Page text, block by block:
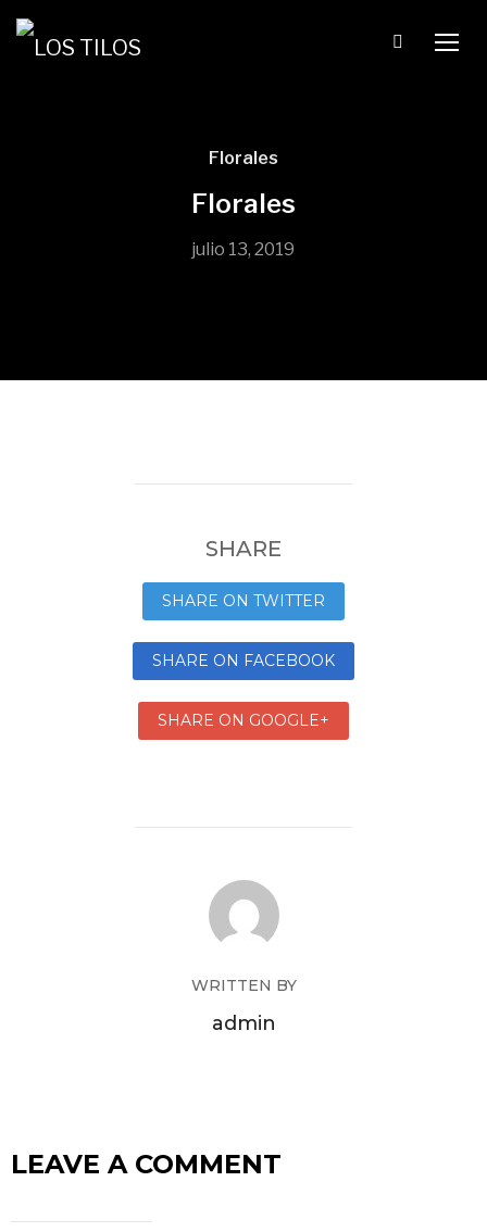
Florales
Florales
julio 13, 2019
SHARE
SHARE ON TWITTER
SHARE ON FACEBOOK
SHARE ON GOOGLE+
WRITTEN BY
admin
LEAVE A COMMENT